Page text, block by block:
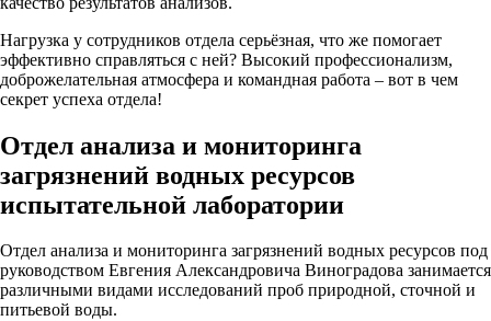
Нагрузка у сотрудников отдела серьёзная, что же помогает
эффективно справляться с ней? Высокий профессионализм,
доброжелательная атмосфера и командная работа – вот в чем
секрет успеха отдела!
Отдел анализа и мониторинга
загрязнений водных ресурсов
испытательной лаборатории
Отдел анализа и мониторинга загрязнений водных ресурсов под
руководством Евгения Александровича Виноградова занимается
различными видами исследований проб природной, сточной и
питьевой воды.